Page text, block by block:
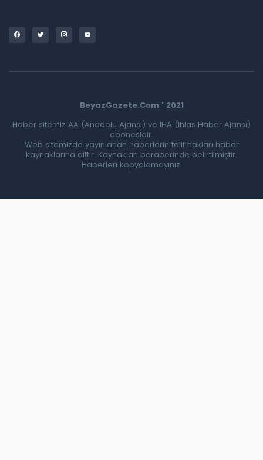
BeyazGazete.Com ' 2021
Haber sitemiz AA (Anadolu Ajansı) ve İHA (İhlas Haber Ajansı)
abonesidir.
Web sitemizde yayınlanan haberlerin telif hakları haber
kaynaklarına aittir. Kaynakları beraberinde belirtilmiştir.
Haberleri kopyalamayınız.